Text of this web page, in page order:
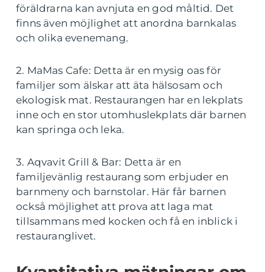
föräldrarna kan avnjuta en god måltid. Det
finns även möjlighet att anordna barnkalas
och olika evenemang.
2. MaMas Cafe: Detta är en mysig oas för
familjer som älskar att äta hälsosam och
ekologisk mat. Restaurangen har en lekplats
inne och en stor utomhuslekplats där barnen
kan springa och leka.
3. Aqvavit Grill & Bar: Detta är en
familjevänlig restaurang som erbjuder en
barnmeny och barnstolar. Här får barnen
också möjlighet att prova att laga mat
tillsammans med kocken och få en inblick i
restauranglivet.